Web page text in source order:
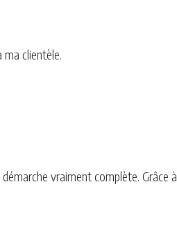
clientèle.
vraiment complète. Grâce à